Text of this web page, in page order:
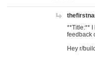
**Title:** I
feedback
Hey r/